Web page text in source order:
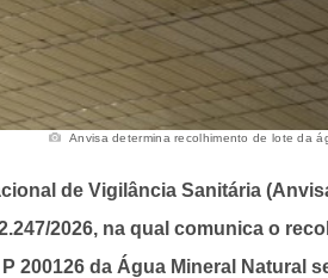
Anvisa determina recolhimento de lote da
de Vigilância Sanitária
2026, na qual comunica o
200126 da Água Mineral Natural